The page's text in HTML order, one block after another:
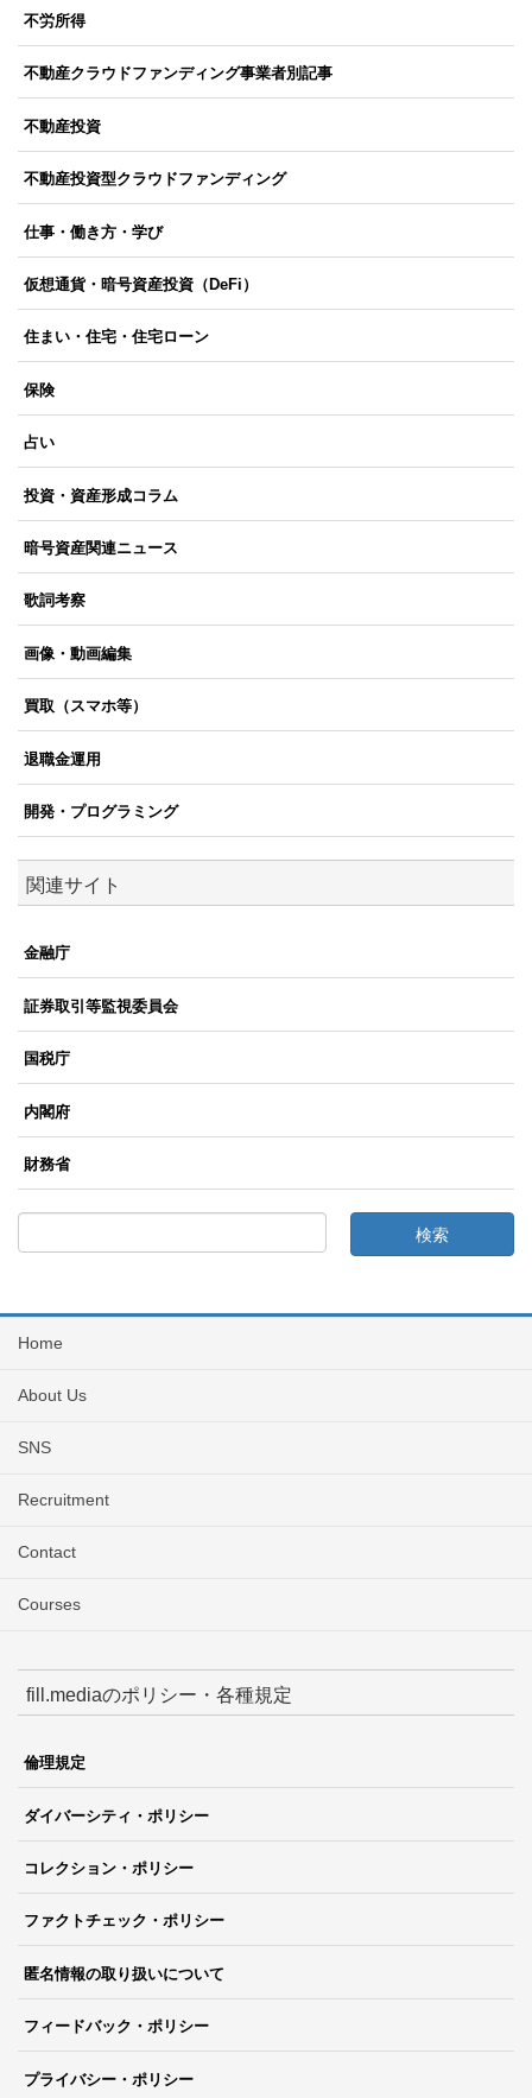
不労所得
不動産クラウドファンディング事業者別記事
不動産投資
不動産投資型クラウドファンディング
仕事・働き方・学び
仮想通貨・暗号資産投資（DeFi）
住まい・住宅・住宅ローン
保険
占い
投資・資産形成コラム
暗号資産関連ニュース
歌詞考察
画像・動画編集
買取（スマホ等）
退職金運用
開発・プログラミング
関連サイト
金融庁
証券取引等監視委員会
国税庁
内閣府
財務省
Home
About Us
SNS
Recruitment
Contact
Courses
fill.mediaのポリシー・各種規定
倫理規定
ダイバーシティ・ポリシー
コレクション・ポリシー
ファクトチェック・ポリシー
匿名情報の取り扱いについて
フィードバック・ポリシー
プライバシー・ポリシー